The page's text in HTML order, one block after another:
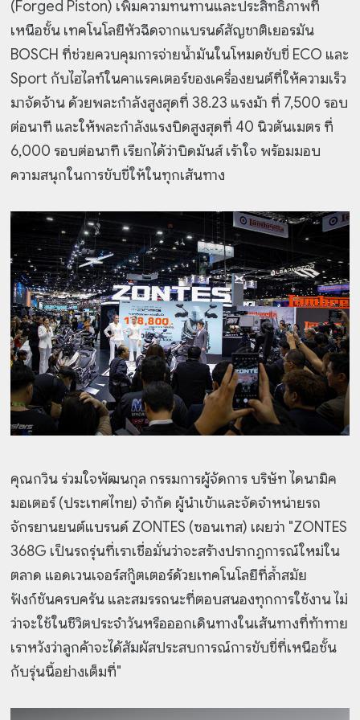
(Forged Piston) เพิ่มความทนทานและประสิทธิภาพที่
เหนือชั้น เทคโนโลยีหัวฉีดจากแบรนด์สัญชาติเยอรมัน
BOSCH ที่ช่วยควบคุมการจ่ายน้ำมันในโหมดขับขี่ ECO และ
Sport กับไฮไลท์ในคาแรคเตอร์ของเครื่องยนต์ที่ให้ความเร็ว
มาจัดจ้าน ด้วยพละกำลังสูงสุดที่ 38.23 แรงม้า ที่ 7,500 รอบ
ต่อนาที และให้พละกำลังแรงบิดสูงสุดที่ 40 นิวตันเมตร ที่
6,000 รอบต่อนาที เรียกได้ว่าบิดมันส์ เร้าใจ พร้อมมอบ
ความสนุกในการขับขี่ให้ในทุกเส้นทาง
คุณกวิน ร่วมใจพัฒนกุล กรรมการผู้จัดการ บริษัท ไดนามิค
มอเตอร์ (ประเทศไทย) จำกัด ผู้นำเข้าและจัดจำหน่ายรถ
จักรยานยนต์แบรนด์ ZONTES (ซอนเทส) เผยว่า "ZONTES
368G เป็นรถรุ่นที่เราเชื่อมั่นว่าจะสร้างปรากฏการณ์ใหม่ใน
ตลาด แอดเวนเจอร์สกู๊ตเตอร์ด้วยเทคโนโลยีที่ล้ำสมัย
ฟังก์ชันครบครัน และสมรรถนะที่ตอบสนองทุกการใช้งาน ไม่
ว่าจะใช้ในชีวิตประจำวันหรือออกเดินทางในเส้นทางที่ท้าทาย
เราหวังว่าลูกค้าจะได้สัมผัสประสบการณ์การขับขี่ที่เหนือชั้น
กับรุ่นนี้อย่างเต็มที่"